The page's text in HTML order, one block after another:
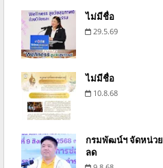
ไม่มีชื่อ
29.5.69
ไม่มีชื่อ
10.8.68
กรมพัฒน์ฯ จัดหน่วย
ลด